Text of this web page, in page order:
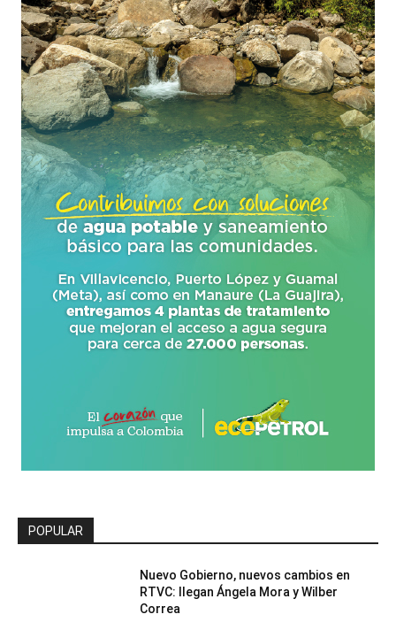
POPULAR
Nuevo Gobierno, nuevos cambios en
RTVC: llegan Ángela Mora y Wilber
Correa